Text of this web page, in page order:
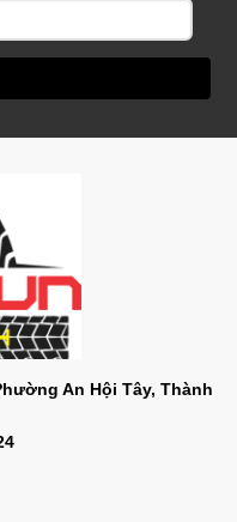
An Hội Tây, Thành